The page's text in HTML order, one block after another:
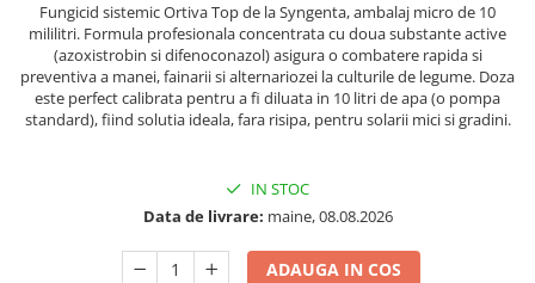
Seminte de Leustean
Seminte de Patrunjel
Seminte de praz
Seminte dovleac decorativ
Seminte pastarnac
Fungicid sistemic Ortiva Top de la Syngenta, ambalaj micro de 10
mililitri. Formula profesionala concentrata cu doua substante active
(azoxistrobin si difenoconazol) asigura o combatere rapida si
preventiva a manei, fainarii si alternariozei la culturile de legume. Doza
este perfect calibrata pentru a fi diluata in 10 litri de apa (o pompa
standard), fiind solutia ideala, fara risipa, pentru solarii mici si gradini.
IN STOC
Data de livrare: maine, 08.08.2026
ADAUGA IN COS